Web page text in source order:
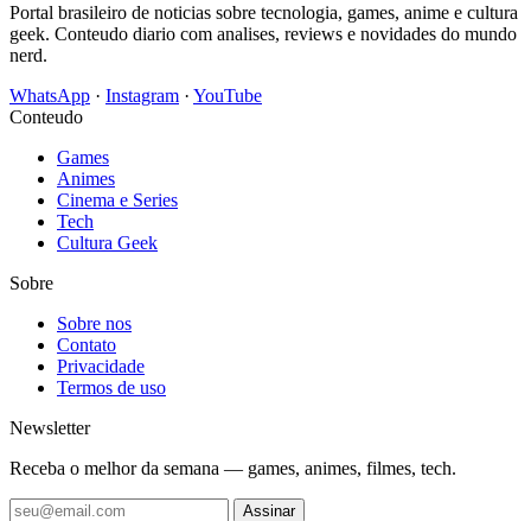
Portal brasileiro de noticias sobre tecnologia, games, anime e cultura
geek. Conteudo diario com analises, reviews e novidades do mundo
nerd.
WhatsApp · Instagram · YouTube
Conteudo
Games
Animes
Cinema e Series
Tech
Cultura Geek
Sobre
Sobre nos
Contato
Privacidade
Termos de uso
Newsletter
Receba o melhor da semana — games, animes, filmes, tech.
Assinar